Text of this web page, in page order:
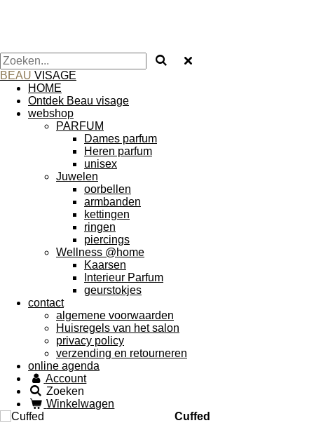
BEAU VISAGE
HOME
Ontdek Beau visage
webshop
PARFUM
Dames parfum
Heren parfum
unisex
Juwelen
oorbellen
armbanden
kettingen
ringen
piercings
Wellness @home
Kaarsen
Interieur Parfum
geurstokjes
contact
algemene voorwaarden
Huisregels van het salon
privacy policy
verzending en retourneren
online agenda
Account
Zoeken
Winkelwagen
Cuffed